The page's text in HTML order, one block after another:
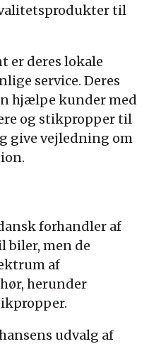
til
er deres lokale
service. Deres
hjælpe kunder med
og stikpropper til
give vejledning om
forhandler af
biler, men de
af
herunder
udvalg af